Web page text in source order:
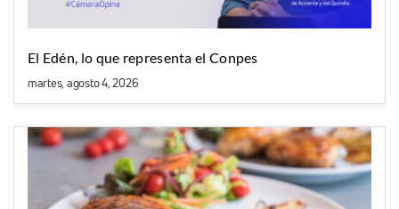
El Edén, lo que representa el Conpes
martes, agosto 4, 2026